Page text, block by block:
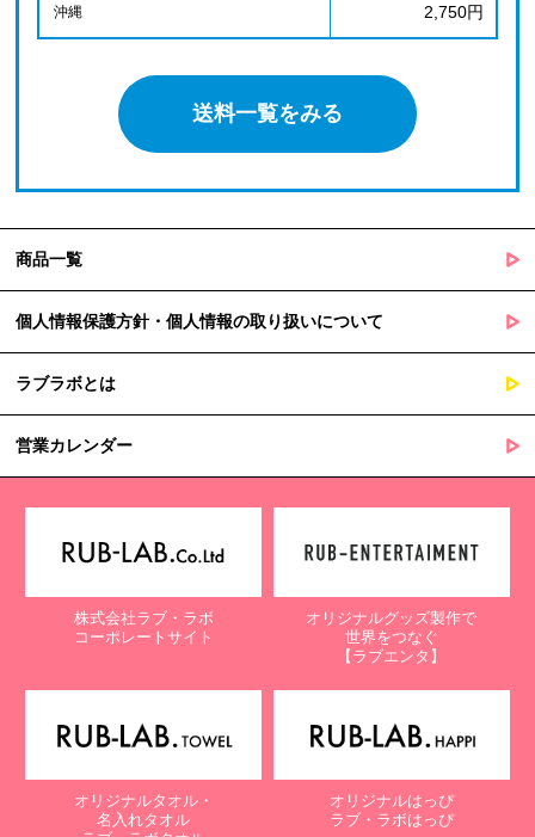
沖縄 2,750円
送料一覧をみる
商品一覧
個人情報保護方針・個人情報の取り扱いについて
ラブラボとは
営業カレンダー
株式会社ラブ・ラボ
コーポレートサイト
オリジナルグッズ製作で
世界をつなぐ
【ラブエンタ】
オリジナルタオル・
名入れタオル
オリジナルはっぴ
ラブ・ラボはっぴ